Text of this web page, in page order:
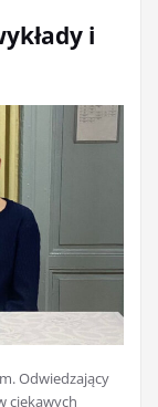
i
Odwiedzający
ciekawych